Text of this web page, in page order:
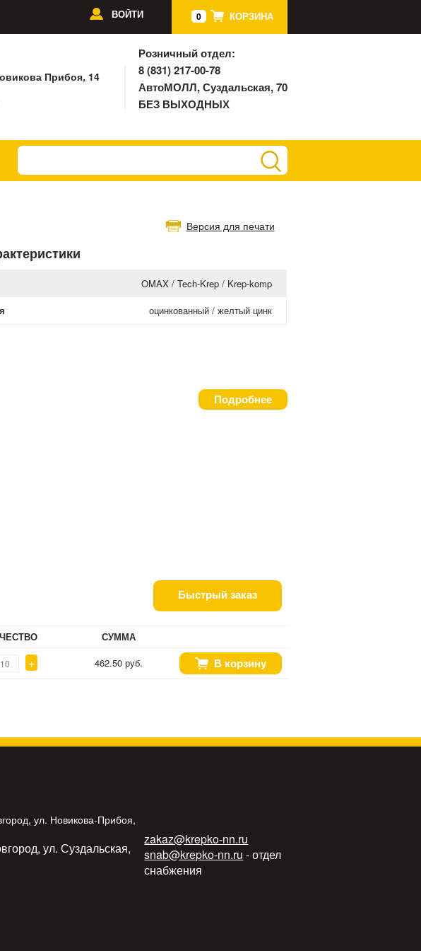
0 КОРЗИНА
ВОЙТИ
Прибоя, 14
Розничный отдел:
8 (831) 217-00-78
АвтоМОЛЛ, Суздальская, 70
БЕЗ ВЫХОДНЫХ
Версия для печати
OMAX / Tech-Krep / Krep-komp
оцинкованный / желтый цинк
Подробнее
Быстрый заказ
СУММА
+ 462.50 руб. В корзину
ул. Новикова-Прибоя,
ул. Суздальская,
zakaz@krepko-nn.ru
snab@krepko-nn.ru - отдел
снабжения